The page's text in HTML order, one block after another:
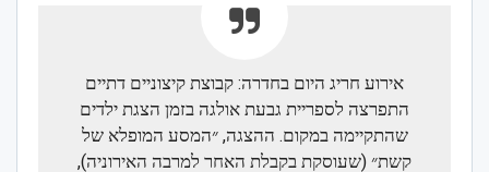
אירוע חריג היום בחדרה: קבוצת קיצוניים דתיים
התפרצה לספריית גבעת אולגה בזמן הצגת ילדים
שהתקיימה במקום. ההצגה, ״המסע המופלא של
קשת״ (שעוסקת בקבלת האחר למרבה האירוניה),